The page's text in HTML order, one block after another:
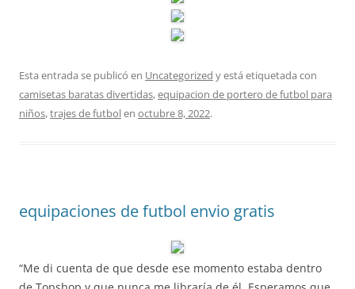
Esta entrada se publicó en Uncategorized y está etiquetada con
camisetas baratas divertidas,equipacion de portero de futbol para
niños,trajes de futbolen octubre 8, 2022.
equipaciones de futbol envio gratis
“Me di cuenta de que desde ese momento estaba dentro